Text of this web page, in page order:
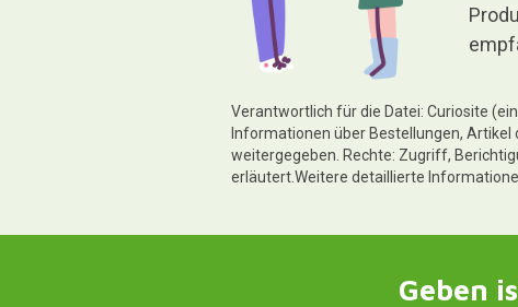
Verantwortlich für die Datei: Curiosite
Informationen über Bestellungen,
weitergegeben. Rechte: Zugriff,
erläutert.Weitere detaillierte
Geben